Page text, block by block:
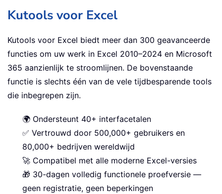
Kutools voor Excel
Kutools voor Excel biedt meer dan 300 geavanceerde
functies om uw werk in Excel 2010–2024 en Microsoft
365 aanzienlijk te stroomlijnen. De bovenstaande
functie is slechts één van de vele tijdbesparende tools
die inbegrepen zijn.
🌍 Ondersteunt 40+ interfacetalen
✅ Vertrouwd door 500,000+ gebruikers en
80,000+ bedrijven wereldwijd
🚀 Compatibel met alle moderne Excel-versies
🎁 30-dagen volledig functionele proefversie —
geen registratie, geen beperkingen